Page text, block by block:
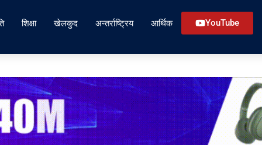
शिक्षा खेलकुद अन्तर्राष्ट्रिय आर्थिक YouTube